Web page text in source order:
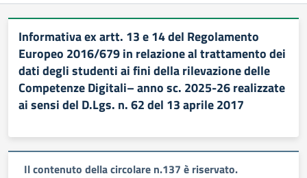
Informativa ex artt. 13 e 14 del Regolamento
Europeo 2016/679 in relazione al trattamento dei
dati degli studenti ai fini della rilevazione delle
Competenze Digitali– anno sc. 2025-26 realizzate
ai sensi del D.Lgs. n. 62 del 13 aprile 2017
Il contenuto della circolare n.137 è riservato.